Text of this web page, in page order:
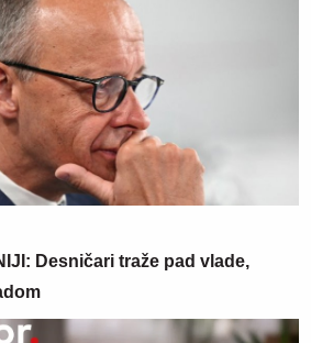
Desničari traže pad vlade,